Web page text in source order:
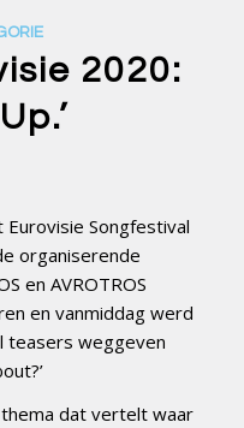
2020:
Songfestival
organiserende
en AVROTROS
en vanmiddag werd
teasers weggeven
dat vertelt waar